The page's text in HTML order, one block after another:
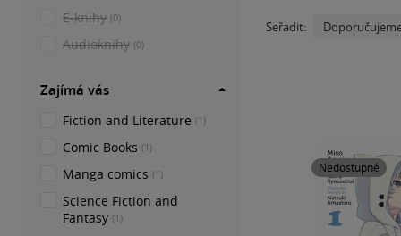
Seřadit:
Nedostupné
E-knihy (0)
Audioknihy (0)
Zajímá vás
Fiction and Literature (1)
Comic Books (1)
Manga comics (1)
Science Fiction and
Fantasy (1)